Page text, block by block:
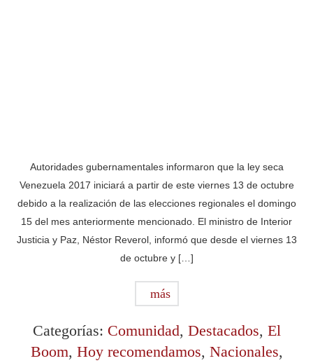
Autoridades gubernamentales informaron que la ley seca
Venezuela 2017 iniciará a partir de este viernes 13 de octubre
debido a la realización de las elecciones regionales el domingo
15 del mes anteriormente mencionado. El ministro de Interior
Justicia y Paz, Néstor Reverol, informó que desde el viernes 13
de octubre y […]
más
Categorías: Comunidad, Destacados, El
Boom, Hoy recomendamos, Nacionales,